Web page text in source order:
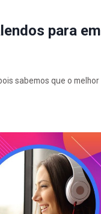
para
sabemos que o